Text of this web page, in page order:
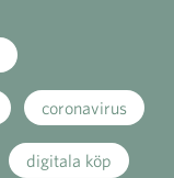
coronavirus
digitala köp